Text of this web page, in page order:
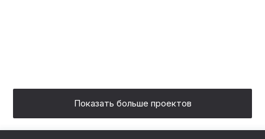
Показать больше проектов